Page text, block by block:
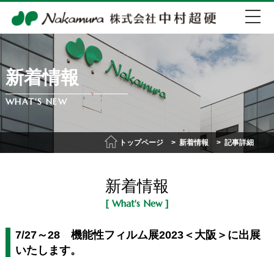
072-274-0007
会社紹介
新着情報
WHAT'S NEW
トップページ 新着情報 記事詳細
新着情報
[ What's New ]
7/27～28 機能性フィルム展2023＜大阪＞に出展
いたします。